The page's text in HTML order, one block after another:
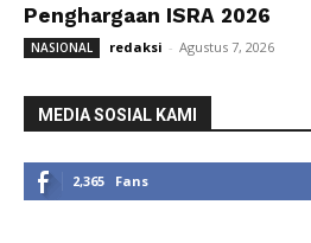
Penghargaan ISRA 2026
NASIONAL redaksi - Agustus 7, 2026
MEDIA SOSIAL KAMI
2,365 Fans